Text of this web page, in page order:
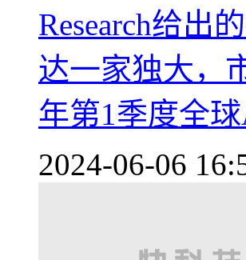
Research给出
达一家独大，
年第1季度全
2024-06-06